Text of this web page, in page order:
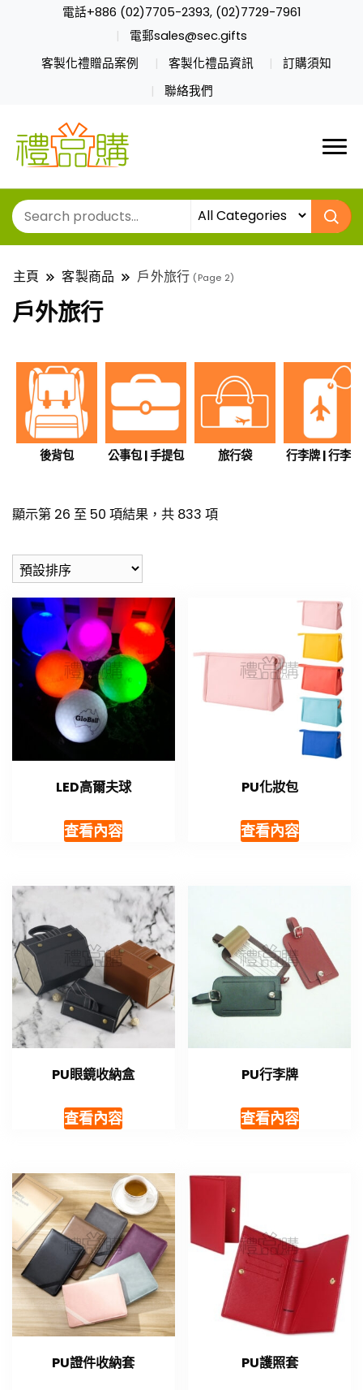
電話+886 (02)7705-2393, (02)7729-7961
電郵sales@sec.gifts
客製化禮贈品案例
客製化禮品資訊
訂購須知
聯絡我們
主頁 客製商品 戶外旅行 (Page 2)
戶外旅行
後背包 公事包 | 手提包 旅行袋 行李牌 | 行李帶
顯示第 26 至 50 項結果，共 833 項
LED高爾夫球
查看內容
PU化妝包
查看內容
PU眼鏡收納盒
查看內容
PU行李牌
查看內容
PU證件收納套 PU護照套